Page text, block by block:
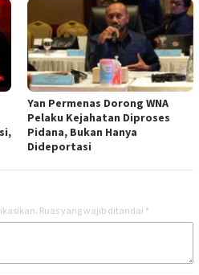
Yan Permenas Dorong WNA
Pelaku Kejahatan Diproses
Pidana, Bukan Hanya
Dideportasi
Ruas yang wajib ditandai *